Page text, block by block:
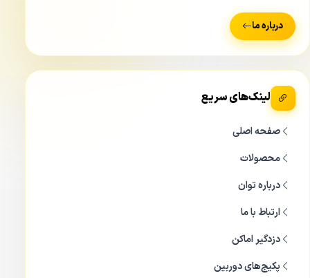
درباره ما
لینک‌های سریع
صفحه اصلی
محصولات
درباره توان
ارتباط با ما
دزدگیر اماکن
پکیج‌های دوربین